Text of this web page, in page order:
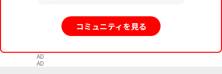
コミュニティを見る
AD
AD